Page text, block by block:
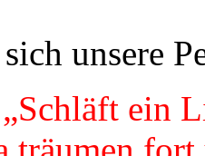
unsere
„Schläft ein